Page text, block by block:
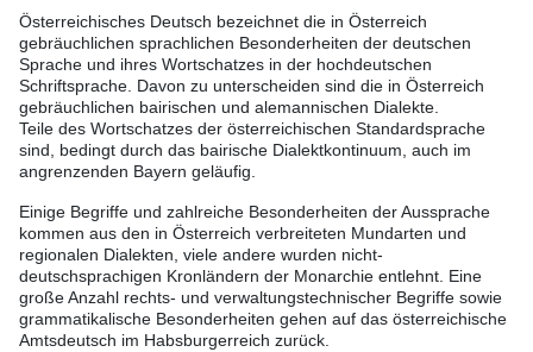
Österreichisches Deutsch bezeichnet die in Österreich
gebräuchlichen sprachlichen Besonderheiten der deutschen
Sprache und ihres Wortschatzes in der hochdeutschen
Schriftsprache. Davon zu unterscheiden sind die in Österreich
gebräuchlichen bairischen und alemannischen Dialekte.
Teile des Wortschatzes der österreichischen Standardsprache
sind, bedingt durch das bairische Dialektkontinuum, auch im
angrenzenden Bayern geläufig.
Einige Begriffe und zahlreiche Besonderheiten der Aussprache
kommen aus den in Österreich verbreiteten Mundarten und
regionalen Dialekten, viele andere wurden nicht-
deutschsprachigen Kronländern der Monarchie entlehnt. Eine
große Anzahl rechts- und verwaltungstechnischer Begriffe sowie
grammatikalische Besonderheiten gehen auf das österreichische
Amtsdeutsch im Habsburgerreich zurück.